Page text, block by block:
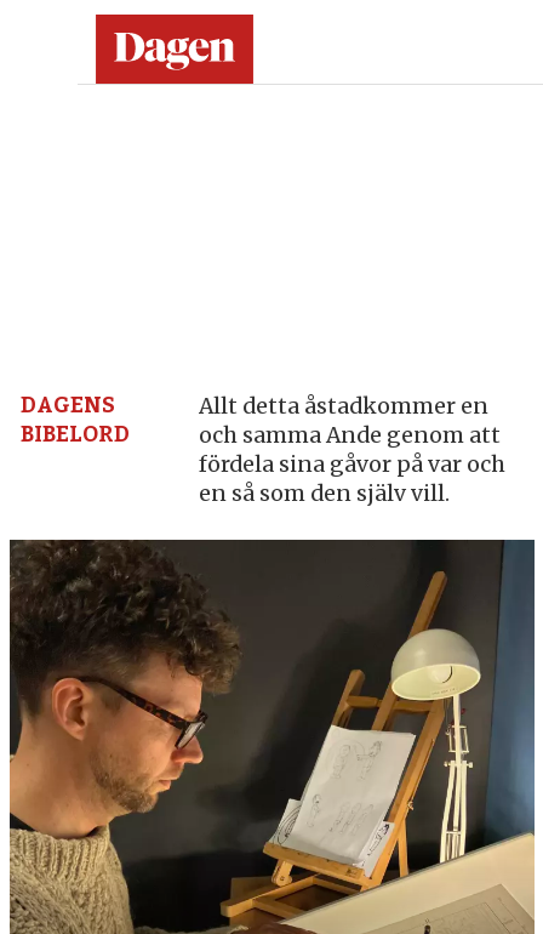
grund
–
debatt,
kultur
DAGENS
BIBELORD
Allt detta åstadkommer en
och samma Ande genom att
fördela sina gåvor på var och
en så som den själv vill.